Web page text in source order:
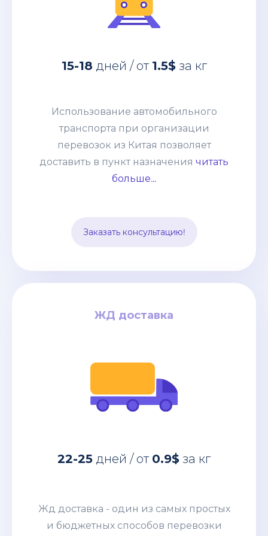
15-18 дней / от 1.5$за кг
Использование автомобильного
транспорта при организации
перевозок из Китая позволяет
доставить в пункт назначения читать
больше...
Заказать консультацию!
транспорта при организации
сборных грузов, что позволяет
опта.
ЖД доставка
22-25 дней / от 0.9$ за кг
Жд доставка - один из самых простых
и бюджетных способов перевозки
ЖД доставка
22-25
дней / от
Жд доставка - один из самых простых
направлением мы возим от
небольших сборных грузов 100-200кг